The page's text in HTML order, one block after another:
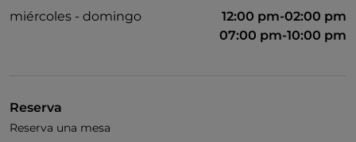
miércoles - domingo
12:00 pm-02:00 pm
07:00 pm-10:00 pm
Reserva
Reserva una mesa